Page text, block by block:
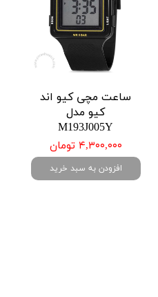
ساعت مچی کیو اند
کیو مدل
M193J005Y
۴,۳۰۰,۰۰۰ تومان
افزودن به سبد خرید